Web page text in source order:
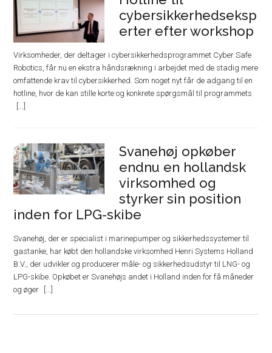
cybersikkerhedseksp
erter efter workshop
Virksomheder, der deltager i cybersikkerhedsprogrammet Cyber Safe
Robotics, får nu en ekstra håndsrækning i arbejdet med de stadig mere
omfattende krav til cybersikkerhed. Som noget nyt får de adgang til en
hotline, hvor de kan stille korte og konkrete spørgsmål til programmets
Svanehøj opkøber
endnu en hollandsk
virksomhed og
styrker sin position
inden for LPG-skibe
Svanehøj, der er specialist i marinepumper og sikkerhedssystemer til
gastanke, har købt den hollandske virksomhed Henri Systems Holland
B.V., der udvikler og producerer måle- og sikkerhedsudstyr til LNG- og
LPG-skibe. Opkøbet er Svanehøjs andet i Holland inden for få måneder
og øger